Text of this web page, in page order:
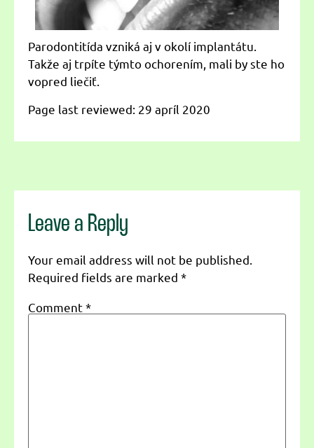
Parodontitída vzniká aj v okolí implantátu.
Takže aj trpíte týmto ochorením, mali by ste ho
vopred liečiť.
Page last reviewed: 29 apríl 2020
Leave a Reply
Your email address will not be published.
Required fields are marked *
Comment*